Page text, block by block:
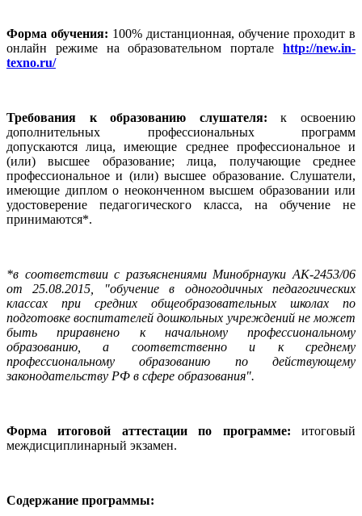
Форма обучения: 100% дистанционная, обучение проходит в
онлайн режиме на образовательном портале http://new.in-
texno.ru/
Требования к образованию слушателя:к освоению
дополнительных профессиональных программ
допускаются
лица, имеющие среднее профессиональное и
(или) высшее образование; лица, получающие среднее
профессиональное и (или) высшее образование. Слушатели,
имеющие диплом о неоконченном высшем образовании или
удостоверение педагогического класса, на обучение не
принимаются*.
*в соответствии с разъяснениями Минобрнауки АК-2453/06
от 25.08.2015, "обучение в одногодичных педагогических
классах при средних общеобразовательных школах по
подготовке воспитателей дошкольных учреждений не может
быть приравнено к начальному профессиональному
образованию, а соответственно и к среднему
профессиональному образованию по действующему
законодательству РФ в сфере образования".
Форма итоговой аттестации по программе: итоговый
междисциплинарный экзамен.
Содержание программы: